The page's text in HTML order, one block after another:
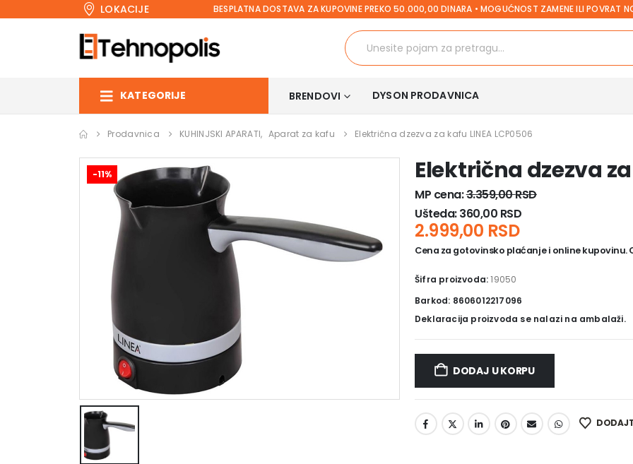
LOKACIJE BESPLATNA DOSTAVA ZA KUPOVINE PREKO 50.000,00 DINARA • MOGUĆNOST ZAMENE ILI POVRAT
KATEGORIJE BRENDOVI DYSON PRODAVNICA
Prodavnica KUHINJSKI APARATI, Aparat za kafu Električna dzezva za kafu LINEA LCP0506
-11% Električna dzezva
MP cena:3.359,00RSD
Ušteda:360,00 RSD
2.999,00 RSD
Cena za gotovinsko plaćanje i online kupovinu.
Šifra proizvoda:19050
Barkod: 8606012217096
Deklaracija proizvoda se nalazi na ambalaži.
DODAJ U KORPU